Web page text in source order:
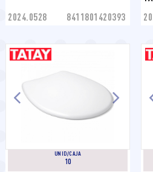
2024.0528 8411801420393
UNID/CAJA
10